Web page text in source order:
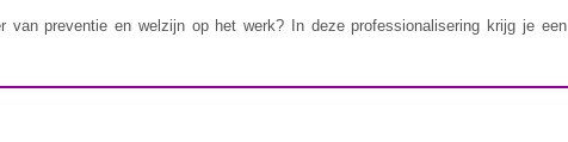
preventie en welzijn op het werk? In deze professionalisering krijg je een